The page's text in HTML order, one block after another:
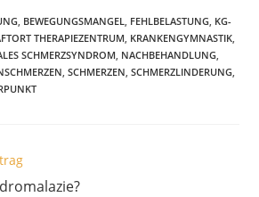
BEWEGUNGSMANGEL FEHLBELASTUNG KG-
THERAPIEZENTRUM KRANKENGYMNASTIK
SCHMERZSYNDROM NACHBEHANDLUNG
SCHMERZEN SCHMERZLINDERUNG